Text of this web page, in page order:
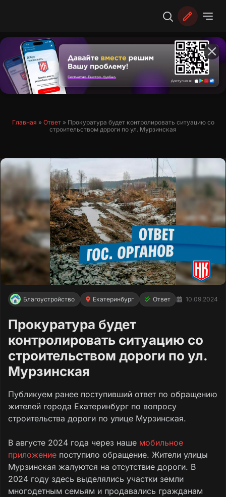
Главная » Ответ» Прокуратура будет контролировать ситуацию со
строительством дороги по ул. Мурзинская
Благоустройство Екатеринбург Ответ 10.09.2024
Прокуратура будет
контролировать ситуацию со
строительством дороги по ул.
Мурзинская
Публикуем ранее поступивший ответ по обращению
жителей города Екатеринбург по вопросу
строительства дороги по улице Мурзинская.
В августе 2024 года через наше мобильное
приложение поступило обращение. Жители улицы
Мурзинская жалуются на отсутствие дороги. В
2024 году здесь выделялись участки земли
многодетным семьям и продавались гражданам